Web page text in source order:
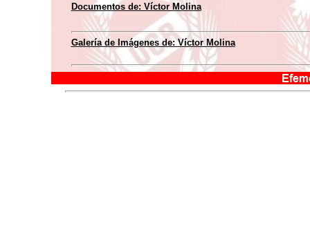
Documentos de: Víctor Molina
Galería de Imágenes de:Víctor Molina